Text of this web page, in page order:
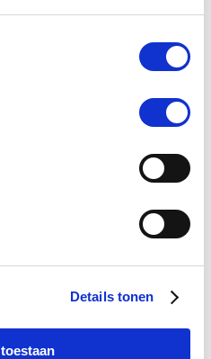
Details tonen
-45 %